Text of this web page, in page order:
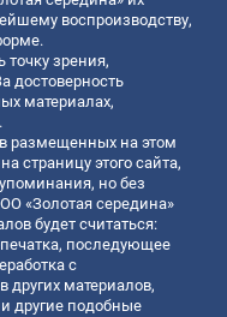
воспроизводству,
точку зрения,
достоверность
материалах,
размещенных на этом
страницу этого сайта,
но без
«Золотая середина»
будет считаться:
последующее
с
материалов,
другие подобные